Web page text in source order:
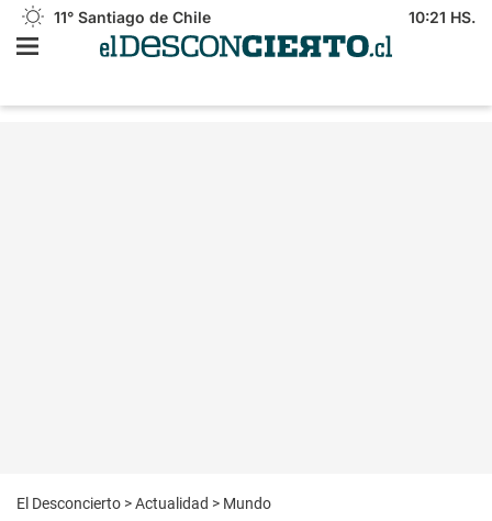
11° Santiago de Chile 10:21 HS.
El Desconcierto >Actualidad > Mundo